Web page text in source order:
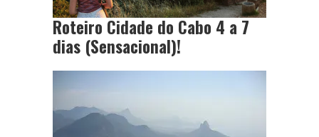
Roteiro Cidade do Cabo 4 a 7
dias (Sensacional)!